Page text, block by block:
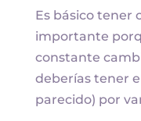
Es básico tener
importante
constante
deberías tener
parecido) por